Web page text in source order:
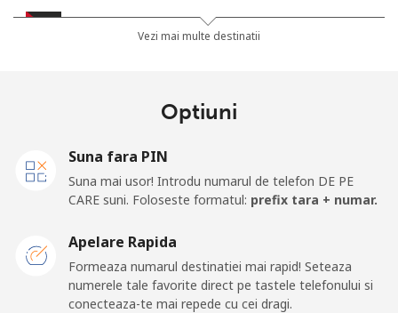
Jordan
Vezi mai multe destinatii
Optiuni
Suna fara PIN
Suna mai usor! Introdu numarul de telefon DE PE
CARE suni. Foloseste formatul: prefix tara + numar.
Apelare Rapida
Formeaza numarul destinatiei mai rapid! Seteaza
numerele tale favorite direct pe tastele telefonului si
conecteaza-te mai repede cu cei dragi.